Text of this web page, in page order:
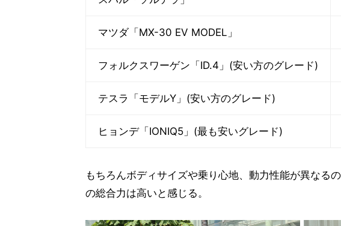
マツダ「MX-30 EV MODEL」
フォルクスワーゲン「ID.4」(安い方のグレード)
テスラ「モデルY」(安い方のグレード)
ヒョンデ「IONIQ5」(最も安いグレード)
もちろんボディサイズや乗り心地、動力性能が異なる
の総合力は高いと感じる。